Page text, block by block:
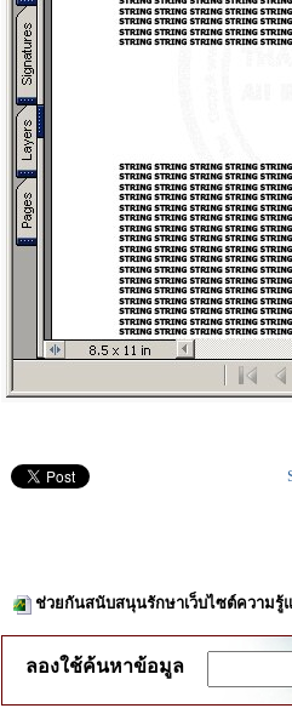
ช่วยกันสนับสนุนรักษาเว็บไซต์ความรู้
ลองใช้ค้นหาข้อมูล